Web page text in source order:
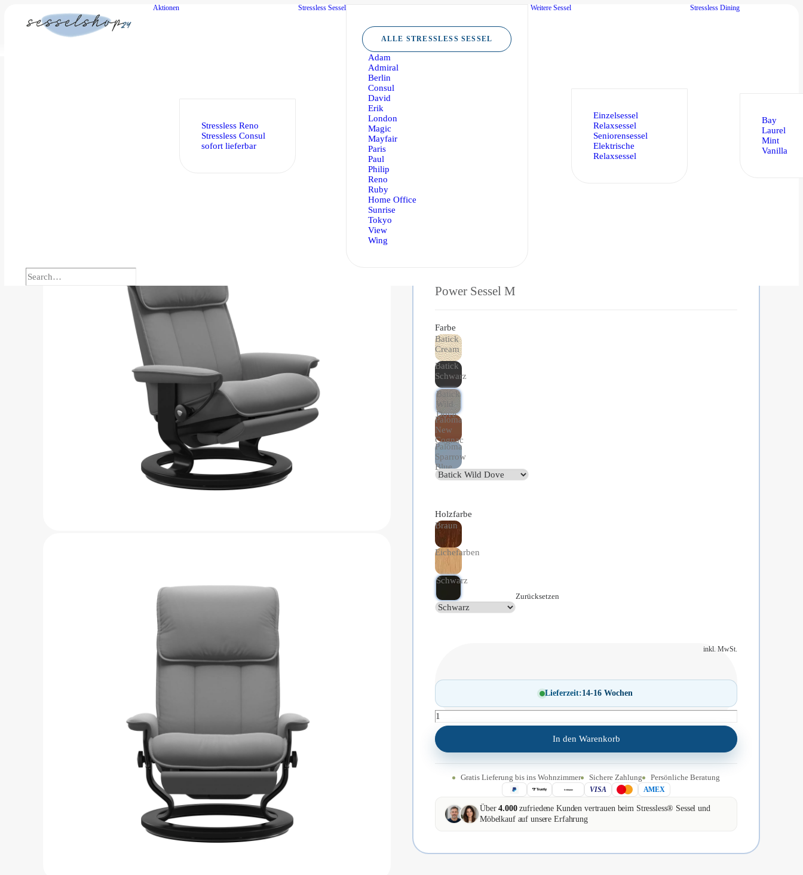
Aktionen
Stressless Reno
Stressless Consul
sofort lieferbar
Stressless Sessel
ALLE STRESSLESS SESSEL
Adam
Admiral
Berlin
Consul
David
Erik
London
Magic
Mayfair
Paris
Paul
Philip
Reno
Ruby
Home Office
Sunrise
Tokyo
View
Wing
Weitere Sessel
Einzelsessel
Relaxsessel
Seniorensessel
Elektrische
Relaxsessel
Stressless Dining
Bay
Laurel
Mint
Vanilla
Power Sessel M
Farbe
Batick
Cream
Batick
Schwarz
Batick
Wild
Dove
Paloma
New
Cognac
Paloma
Sparrow
Blue
Holzfarbe
Braun
Eichefarben
Schwarz
Zurücksetzen
inkl. MwSt.
Lieferzeit:14-16 Wochen
Power
Sessel
M
Menge
In den Warenkorb
Gratis Lieferung bis ins Wohnzimmer Sichere Zahlung Persönliche Beratung
VISA AMEX
Über4.000zufriedene Kunden vertrauen beim Stressless® Sessel und
Möbelkauf auf unsere Erfahrung